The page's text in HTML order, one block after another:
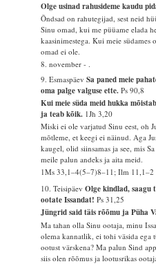
Olge usinad rahusideme kaudu
Õndsad on rahutegijad, sest neid
Sinu omad, kui me püüame elada
kaasinimestega. Kui meie
omad ei ole.
8. november - .
9. EsmaspäevSa paned meie
oma palge valguse ette.Ps 90,8
Kui meie süda meid hukka
ja teab kõik. 1Jh 3,20
Miski ei ole varjatud Sinu eest, oh
mõtleme, et keegi ei näinud. Aga
kaugel, olid siinsamas ja see, mis
meile palun andeks ja aita meid.
1Ms 33,1–4(5–7)8–11; Ilm 11,1–2
10. TeisipäevOlge kindlad, saagu
ootate Issandat!Ps 31,25
Jüngrid said täis rõõmu ja Püha
Ma tahan olla Sinu ootaja, minu
olema kannatlik, ei tohi väsida ega
ootust värskena? Ma palun Sind
siis olen rõõmus ja lootusrikas